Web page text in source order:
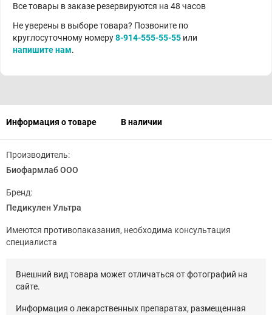
Все товары в заказе резервируются на 48 часов
Не уверены в выборе товара? Позвоните по
круглосуточному номеру8-914-555-55-55 или
напишите нам.
Информация о товаре В наличии
Производитель:
Биофармлаб ООО
Бренд:
Педикулен Ультра
Имеются противопаказания, необходима консультация
специалиста
Внешний вид товара может отличаться от фотографий на
сайте.
Информация о лекарственных препаратах, размещенная